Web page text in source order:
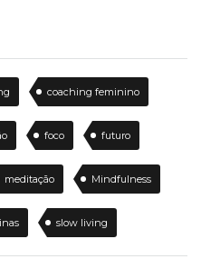
coaching feminino
foco futuro
meditação Mindfulness
slow living